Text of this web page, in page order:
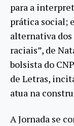
para a
prática social;
alternativa
raciais”, de
bolsista do
de Letras,
atua na
A Jornada se